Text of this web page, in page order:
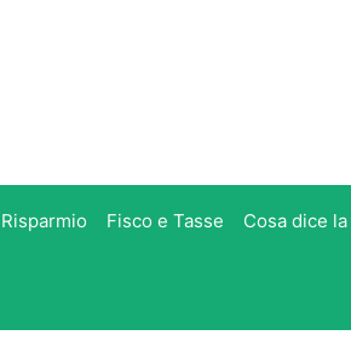
Risparmio Fisco e Tasse Cosa dice